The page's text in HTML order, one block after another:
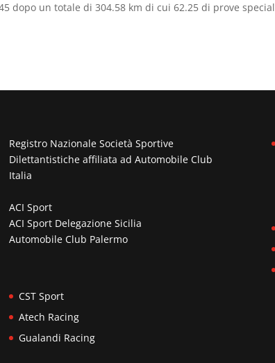
dopo un totale di 304.58 km di cui 62.25 di prove
Registro Nazionale Società Sportive
Dilettantistiche affiliata ad Automobile Club
Italia
ACI Sport
ACI Sport Delegazione Sicilia
Automobile Club Palermo
CST Sport
Atech Racing
Gualandi Racing